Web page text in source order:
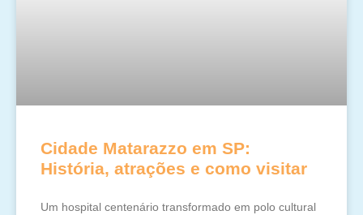
Cidade Matarazzo em SP:
História, atrações e como visitar
Um hospital centenário transformado em polo cultural